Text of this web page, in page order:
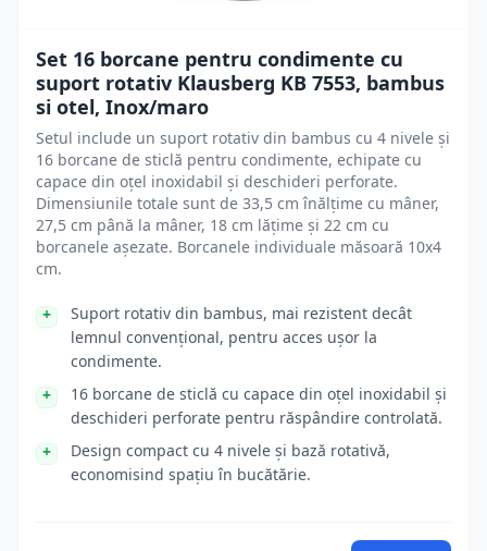
Set 16 borcane pentru condimente cu
suport rotativ Klausberg KB 7553, bambus
si otel, Inox/maro
Setul include un suport rotativ din bambus cu 4 nivele și
16 borcane de sticlă pentru condimente, echipate cu
capace din oțel inoxidabil și deschideri perforate.
Dimensiunile totale sunt de 33,5 cm înălțime cu mâner,
27,5 cm până la mâner, 18 cm lățime și 22 cm cu
borcanele așezate. Borcanele individuale măsoară 10x4
cm.
Suport rotativ din bambus, mai rezistent decât
lemnul convențional, pentru acces ușor la
condimente.
16 borcane de sticlă cu capace din oțel inoxidabil și
deschideri perforate pentru răspândire controlată.
Design compact cu 4 nivele și bază rotativă,
economisind spațiu în bucătărie.